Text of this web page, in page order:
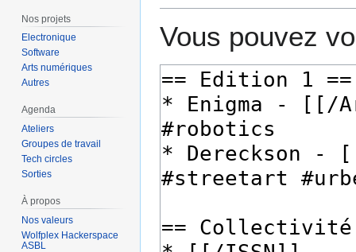
Vous pouvez
Nos projets
Electronique
Software
Arts numériques
Autres
Agenda
Ateliers
Groupes de travail
Tech circles
Sorties
À propos
Nos valeurs
Wolfplex Hackerspace
ASBL